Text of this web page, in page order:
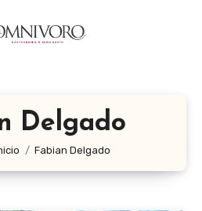
Delgado
Fabian Delgado